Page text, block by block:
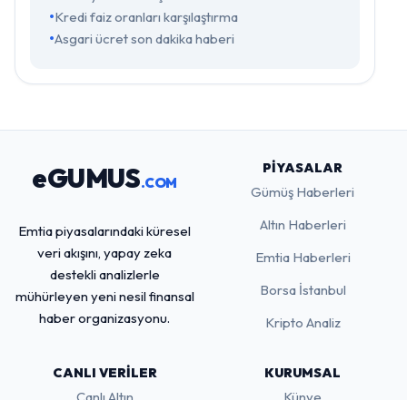
Kredi faiz oranları karşılaştırma
Asgari ücret son dakika haberi
eGUMUS.COM
Emtia piyasalarındaki küresel
veri akışını, yapay zeka
destekli analizlerle
mühürleyen yeni nesil finansal
haber organizasyonu.
PIYASALAR
Gümüş Haberleri
Altın Haberleri
Emtia Haberleri
Borsa İstanbul
Kripto Analiz
CANLI VERILER KURUMSAL